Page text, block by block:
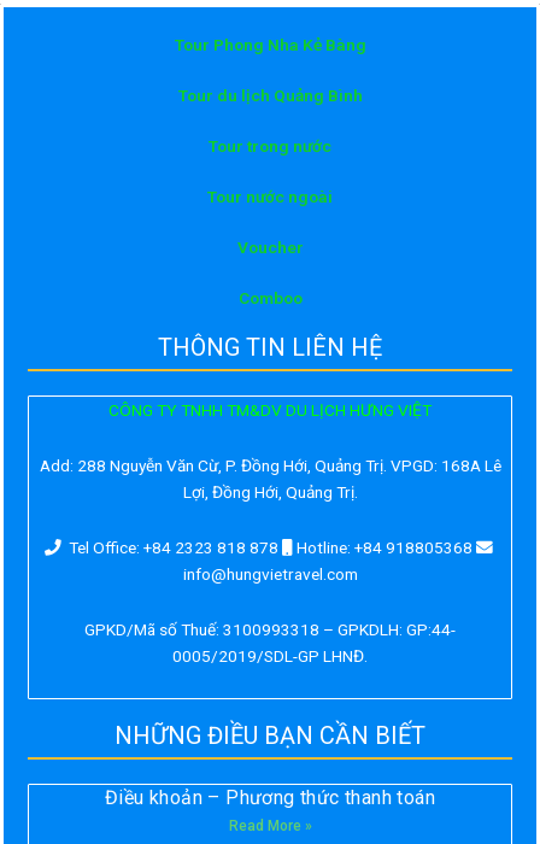
Tour Phong Nha Kẻ Bàng
Tour du lịch Quảng Bình
Tour trong nước
Tour nước ngoài
Voucher
Comboo
THÔNG TIN LIÊN HỆ
CÔNG TY TNHH TM&DV DU LỊCH HƯNG VIỆT
Add: 288 Nguyễn Văn Cừ, P. Đồng Hới, Quảng Trị. VPGD: 168A Lê
Lợi, Đồng Hới, Quảng Trị.
Tel Office: +84 2323 818 878
Hotline: +84 918805368
info@hungvietravel.com
GPKD/Mã số Thuế: 3100993318 – GPKDLH: GP:44-
0005/2019/SDL-GP LHNĐ.
NHỮNG ĐIỀU BẠN CẦN BIẾT
Điều khoản – Phương thức thanh toán
Read More »